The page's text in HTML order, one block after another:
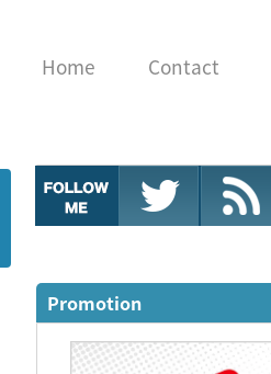
Home Contact
Promotion